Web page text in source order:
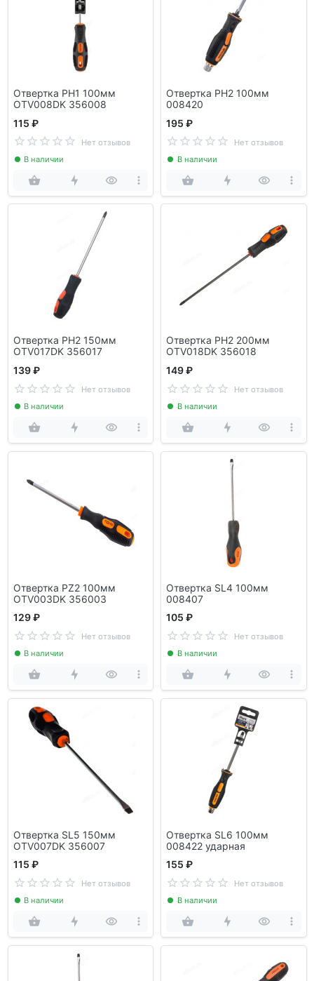
Отвертка PH1 100мм
OTV008DK 356008
115 ₽
Нет отзывов
В наличии
Отвертка PH2 100мм
008420
195 ₽
Нет отзывов
В наличии
Отвертка PH2 150мм
OTV017DK 356017
139 ₽
Нет отзывов
В наличии
Отвертка PH2 200мм
OTV018DK 356018
149 ₽
Нет отзывов
В наличии
Отвертка PZ2 100мм
OTV003DK 356003
129 ₽
Нет отзывов
В наличии
Отвертка SL4 100мм
008407
105 ₽
Нет отзывов
В наличии
Отвертка SL5 150мм
OTV007DK 356007
115 ₽
Нет отзывов
В наличии
Отвертка SL6 100мм
008422 ударная
155 ₽
Нет отзывов
В наличии